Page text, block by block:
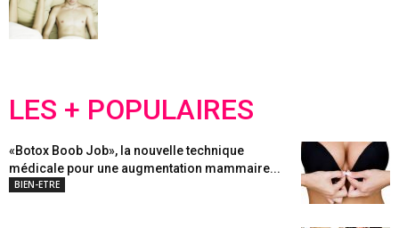
LES + POPULAIRES
«Botox Boob Job», la nouvelle technique
médicale pour une augmentation mammaire...
BIEN-ETRE